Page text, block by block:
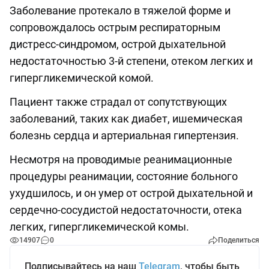
Заболевание протекало в тяжелой форме и
сопровождалось острым респираторным
дистресс-синдромом, острой дыхательной
недостаточностью 3-й степени, отеком легких и
гипергликемической комой.
Пациент также страдал от сопутствующих
заболеваний, таких как диабет, ишемическая
болезнь сердца и артериальная гипертензия.
Несмотря на проводимые реанимационные
процедуры реанимации, состояние больного
ухудшилось, и он умер от острой дыхательной и
сердечно-сосудистой недостаточности, отека
легких, гипергликемической комы.
14907 0 Поделиться
Подписывайтесь на наш Telegram, чтобы быть